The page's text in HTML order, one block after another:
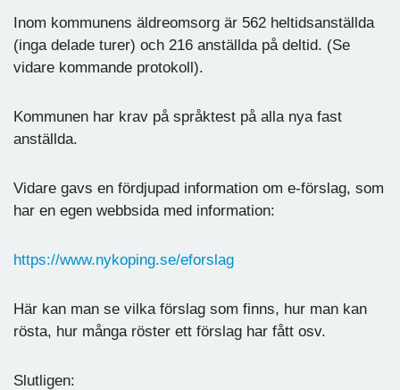
Inom kommunens äldreomsorg är 562 heltidsanställda
(inga delade turer) och 216 anställda på deltid. (Se
vidare kommande protokoll).
Kommunen har krav på språktest på alla nya fast
anställda.
Vidare gavs en fördjupad information om e-förslag, som
har en egen webbsida med information:
https://www.nykoping.se/eforslag
Här kan man se vilka förslag som finns, hur man kan
rösta, hur många röster ett förslag har fått osv.
Slutligen: